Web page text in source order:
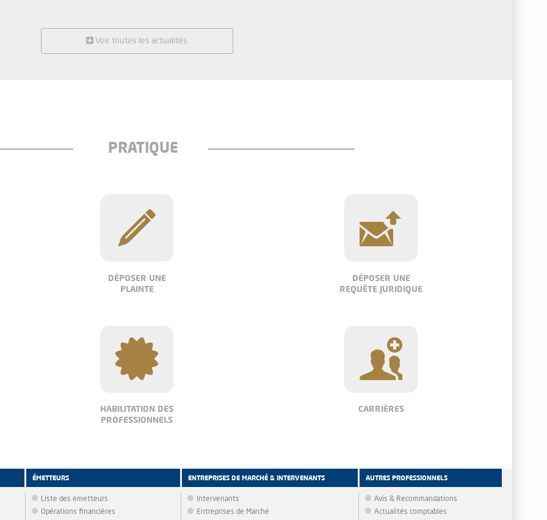
Voir toutes les actualités
PRATIQUE
DÉPOSER UNE
PLAINTE
DÉPOSER UNE
REQUÊTE JURIDIQUE
HABILITATION DES
PROFESSIONNELS
CARRIÈRES
ÉMETTEURS
Liste des émetteurs
Opérations financières
ENTREPRISES DE MARCHÉ & INTERVENANTS
Intervenants
Entreprises de Marché
AUTRES PROFESSIONNELS
Avis & Recommandations
Actualités comptables